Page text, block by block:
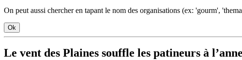
On peut aussi chercher en tapant le nom des organisations (ex: 'gourm',
Ok
Le vent des Plaines souffle les patineurs à